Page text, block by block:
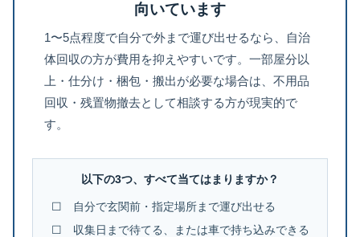
向いています
1〜5点程度で自分で外まで運び出せるなら、自治
体回収の方が費用を抑えやすいです。一部屋分以
上・仕分け・梱包・搬出が必要な場合は、不用品
回収・残置物撤去として相談する方が現実的で
す。
以下の3つ、すべて当てはまりますか？
☐ 自分で玄関前・指定場所まで運び出せる
☐ 収集日まで待てる、または車で持ち込みできる